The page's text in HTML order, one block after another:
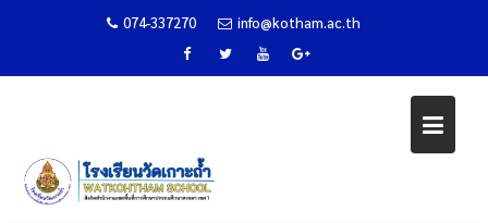
074-337270 info@kotham.ac.th
Home ระบบ WKT Smart School